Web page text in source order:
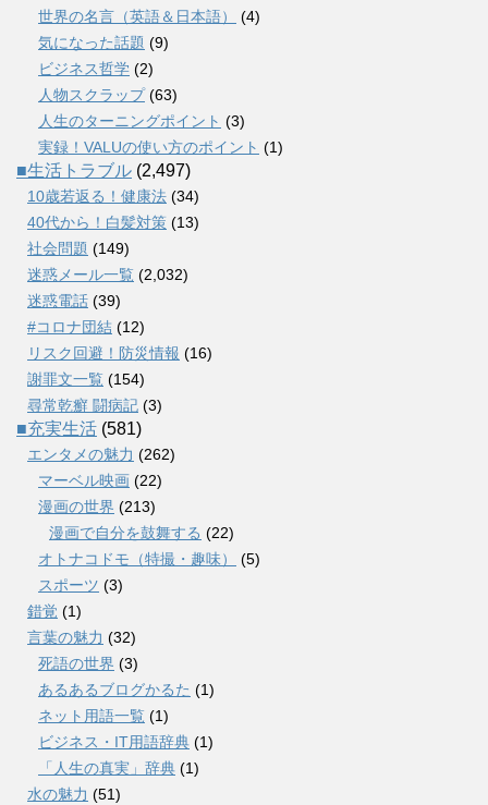
世界の名言（英語＆日本語）
(4)
気になった話題 (9)
ビジネス哲学 (2)
人物スクラップ(63)
人生のターニングポイント (3)
実録！VALUの使い方のポイント (1)
■生活トラブル (2,497)
10歳若返る！健康法 (34)
40代から！白髪対策 (13)
社会問題 (149)
迷惑メール一覧 (2,032)
迷惑電話 (39)
#コロナ団結 (12)
リスク回避！防災情報 (16)
謝罪文一覧 (154)
尋常乾癬 闘病記 (3)
■充実生活 (581)
エンタメの魅力 (262)
マーベル映画 (22)
漫画の世界 (213)
漫画で自分を鼓舞する (22)
オトナコドモ（特撮・趣味）
(5)
スポーツ (3)
錯覚 (1)
言葉の魅力 (32)
死語の世界 (3)
あるあるブログかるた (1)
ネット用語一覧 (1)
ビジネス・IT用語辞典 (1)
「人生の真実」辞典 (1)
水の魅力 (51)